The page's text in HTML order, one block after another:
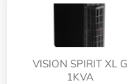
VISION SPIRIT XL G
1KVA